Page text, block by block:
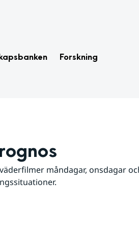
Forskning
måndagar, onsdagar